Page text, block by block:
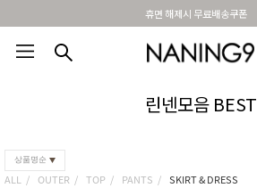
휴면 해제시 무료배송쿠폰
베스트재진행
린넨모음 BEST
상품명순
ALL OUTER TOP PANTS SKIRT & DRESS